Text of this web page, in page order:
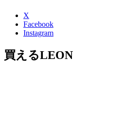
X
Facebook
Instagram
買えるLEON